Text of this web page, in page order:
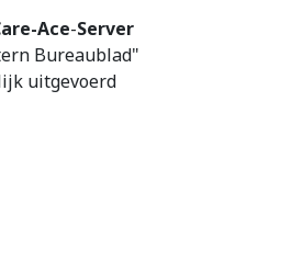
Ace-Server
Bureaublad"
uitgevoerd